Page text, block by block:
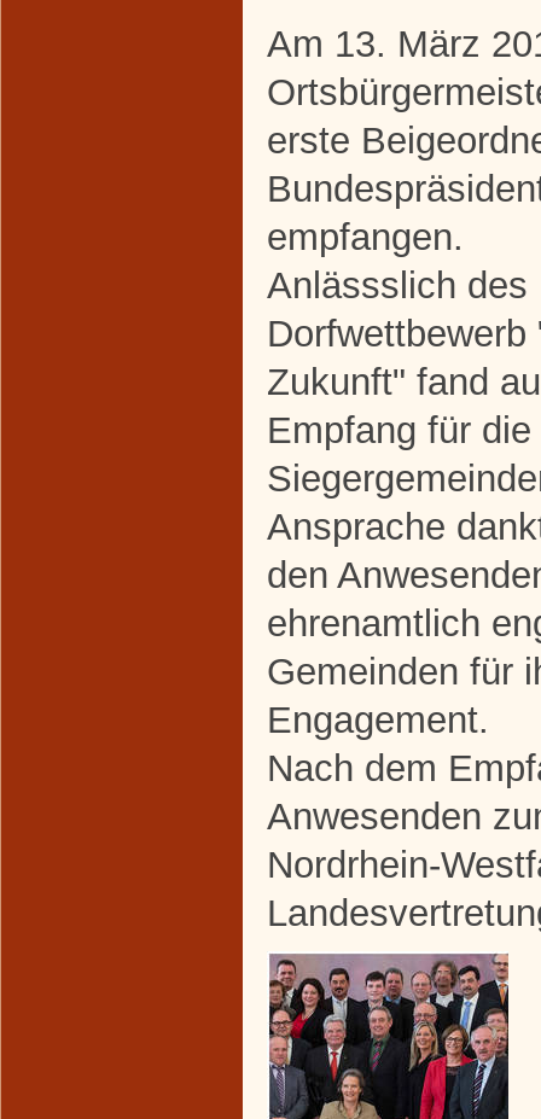
Am 13. März
erste
empfangen.
Anlässslich des
Zukunft" fand
Empfang für
Ansprache
den
ehrenamtlich
Gemeinden für
Engagement.
Nach dem
Anwesenden
Nordrhein-